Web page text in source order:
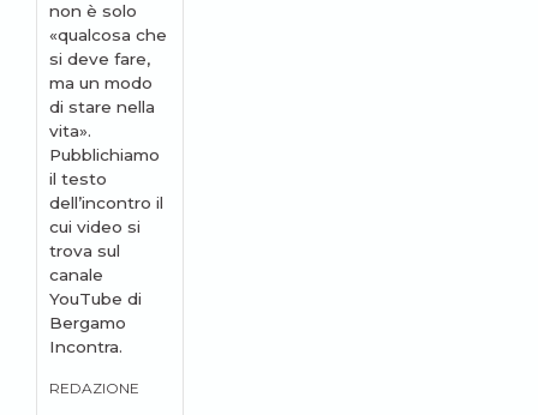
non è solo
«qualcosa che
si deve fare,
ma un modo
di stare nella
vita».
Pubblichiamo
il testo
dell’incontro il
cui video si
trova sul
canale
YouTube di
Bergamo
Incontra.
REDAZIONE